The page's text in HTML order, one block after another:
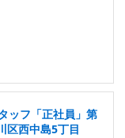
ッフ「正社員」第
区西中島5丁目